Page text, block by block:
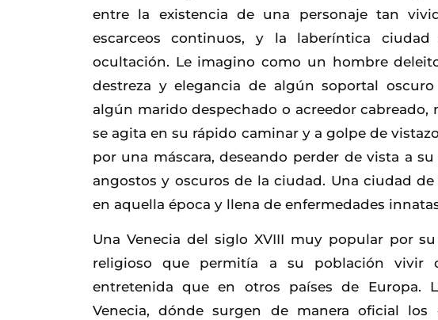
entre la existencia de una personaje tan
escarceos continuos, y la laberíntica
ocultación. Le imagino como un hombre
destreza y elegancia de algún soportal
algún marido despechado o acreedor cabreado,
se agita en su rápido caminar y a golpe de
por una máscara, deseando perder de vista a
angostos y oscuros de la ciudad. Una ciudad
en aquella época y llena de enfermedades
Una Venecia del siglo XVIII muy popular por
religioso que permitía a su población vivir
entretenida que en otros países de Europa.
Venecia, dónde surgen de manera oficial los